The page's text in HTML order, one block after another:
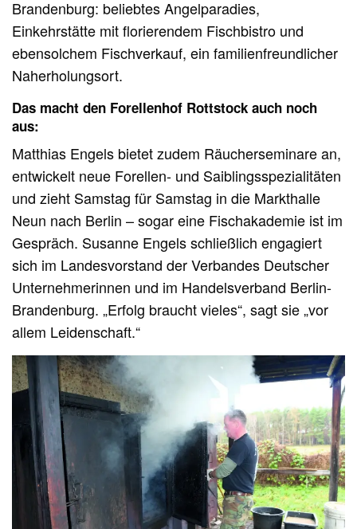
Brandenburg: beliebtes Angelparadies,
Einkehrstätte mit florierendem Fischbistro und
ebensolchem Fischverkauf, ein familienfreundlicher
Naherholungsort.
Das macht den Forellenhof Rottstock auch noch
aus:
Matthias Engels bietet zudem Räucherseminare an,
entwickelt neue Forellen- und Saiblingsspezialitäten
und zieht Samstag für Samstag in die Markthalle
Neun nach Berlin – sogar eine Fischakademie ist im
Gespräch. Susanne Engels schließlich engagiert
sich im Landesvorstand der Verbandes Deutscher
Unternehmerinnen und im Handelsverband Berlin-
Brandenburg. „Erfolg braucht vieles“, sagt sie „vor
allem Leidenschaft.“